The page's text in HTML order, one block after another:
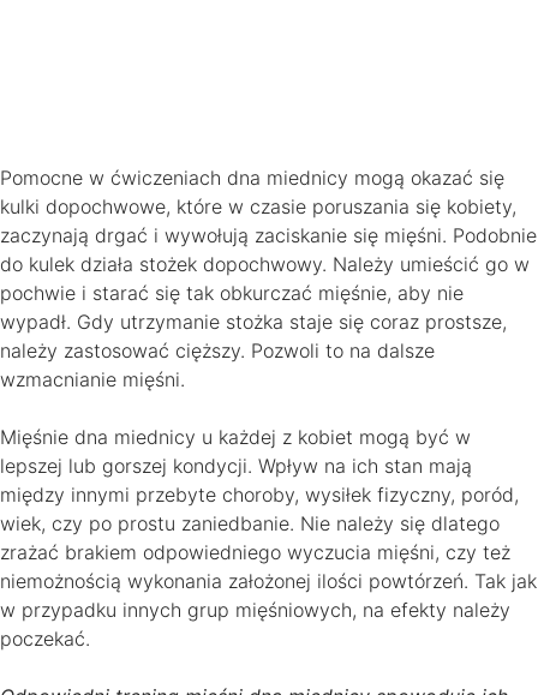
Pomocne w ćwiczeniach dna miednicy mogą okazać się
kulki dopochwowe, które w czasie poruszania się kobiety,
zaczynają drgać i wywołują zaciskanie się mięśni. Podobnie
do kulek działa stożek dopochwowy. Należy umieścić go w
pochwie i starać się tak obkurczać mięśnie, aby nie
wypadł. Gdy utrzymanie stożka staje się coraz prostsze,
należy zastosować cięższy. Pozwoli to na dalsze
wzmacnianie mięśni.
Mięśnie dna miednicy u każdej z kobiet mogą być w
lepszej lub gorszej kondycji. Wpływ na ich stan mają
między innymi przebyte choroby, wysiłek fizyczny, poród,
wiek, czy po prostu zaniedbanie. Nie należy się dlatego
zrażać brakiem odpowiedniego wyczucia mięśni, czy też
niemożnością wykonania założonej ilości powtórzeń. Tak jak
w przypadku innych grup mięśniowych, na efekty należy
poczekać.